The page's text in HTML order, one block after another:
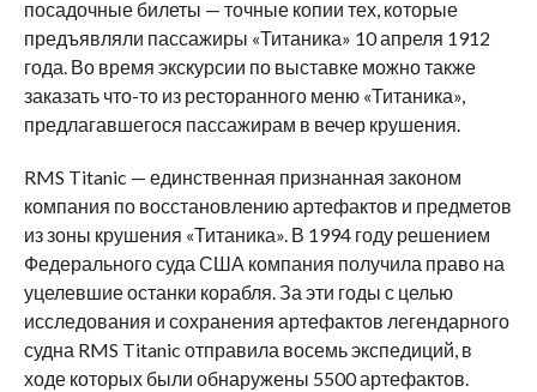
посадочные билеты — точные копии тех, которые
предъявляли пассажиры «Титаника» 10 апреля 1912
года. Во время экскурсии по выставке можно также
заказать что-то из ресторанного меню «Титаника»,
предлагавшегося пассажирам в вечер крушения.
RMS Titanic — единственная признанная законом
компания по восстановлению артефактов и предметов
из зоны крушения «Титаника». В 1994 году решением
Федерального суда США компания получила право на
уцелевшие останки корабля. За эти годы с целью
исследования и сохранения артефактов легендарного
судна RMS Titanic отправила восемь экспедиций, в
ходе которых были обнаружены 5500 артефактов.